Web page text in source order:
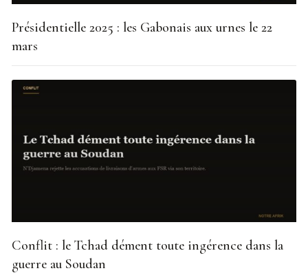
Présidentielle 2025 : les Gabonais aux urnes le 22
mars
Conflit : le Tchad dément toute ingérence dans la
guerre au Soudan